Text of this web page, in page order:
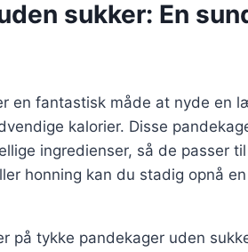
sukker: En
en fantastisk måde at nyde en
kalorier. Disse
ingredienser, så de passer
honning kan du stadig opnå
på tykke pandekager uden